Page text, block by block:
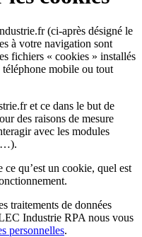
(ci-après désigné le
à votre navigation sont
fichiers « cookies » installés
mobile ou tout
et ce dans le but de
des raisons de mesure
avec les modules
qu’est un cookie, quel est
traitements de données
Industrie RPA nous vous
personnelles.